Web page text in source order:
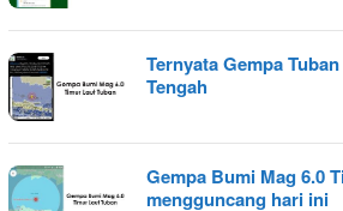
Ternyata Gempa
Tengah
Gempa Bumi Mag 6.0
mengguncang hari ini